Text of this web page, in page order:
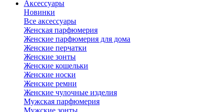
Аксессуары
Новинки
Все аксессуары
Женская парфюмерия
Женские парфюмерия для дома
Женские перчатки
Женские зонты
Женские кошельки
Женские носки
Женские ремни
Женские чулочные изделия
Мужская парфюмерия
Мужские зонты